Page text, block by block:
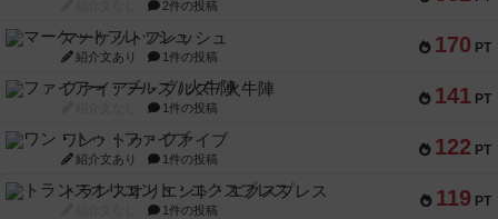
2件の投稿
170 PT
マーケットフレッシュ
紹介文あり 1件の投稿
141 PT
ファイアー・ブルズ / 火牛陣
1件の投稿
122 PT
ワン・トゥ・ファイブ
紹介文あり 1件の投稿
119 PT
トランスオリエント・エクスプレス
1件の投稿